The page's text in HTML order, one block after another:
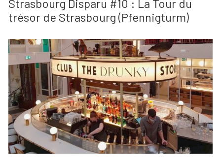
Strasbourg Disparu #10 : La Tour du
trésor de Strasbourg (Pfennigturm)